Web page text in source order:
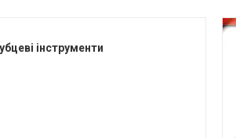
інструменти